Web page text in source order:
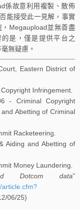
係故意利用複製、散佈
能接受此一見解，事實
，Megaupload並無善盡
是，僅是提供平台之
無疑慮。
Eastern District of
Infringement.
- Criminal Copyright
Abetting of Criminal
Racketeering.
Aiding and Abetting of
Money Laundering.
Dotcom data”
article.cfm?
06/25)